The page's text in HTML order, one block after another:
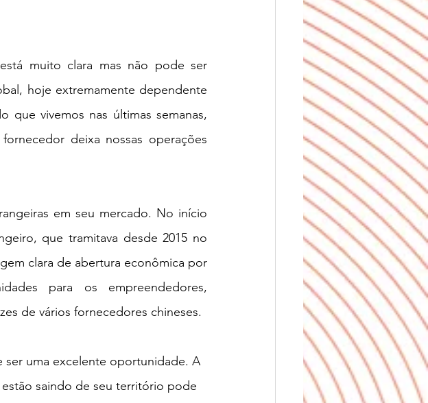
muito clara mas não pode ser
hoje extremamente dependente
que vivemos nas últimas semanas,
deixa nossas operações
em seu mercado. No início
que tramitava desde 2015 no
clara de abertura econômica por
para os empreendedores,
de vários fornecedores chineses.
ser uma excelente oportunidade. A
saindo de seu território pode